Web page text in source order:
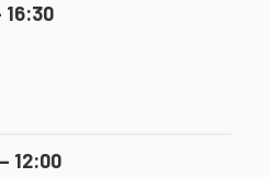
16:30
12:00